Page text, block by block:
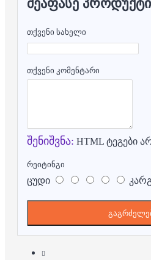
ᲨᲔᲐᲤᲐᲡᲔ ᲞᲠᲝᲓᲣᲥᲢᲘ
თქვენი სახელი
თქვენი კომენტარი
შენიშვნა: HTML ტეგები
რეიტინგი
ცუდი